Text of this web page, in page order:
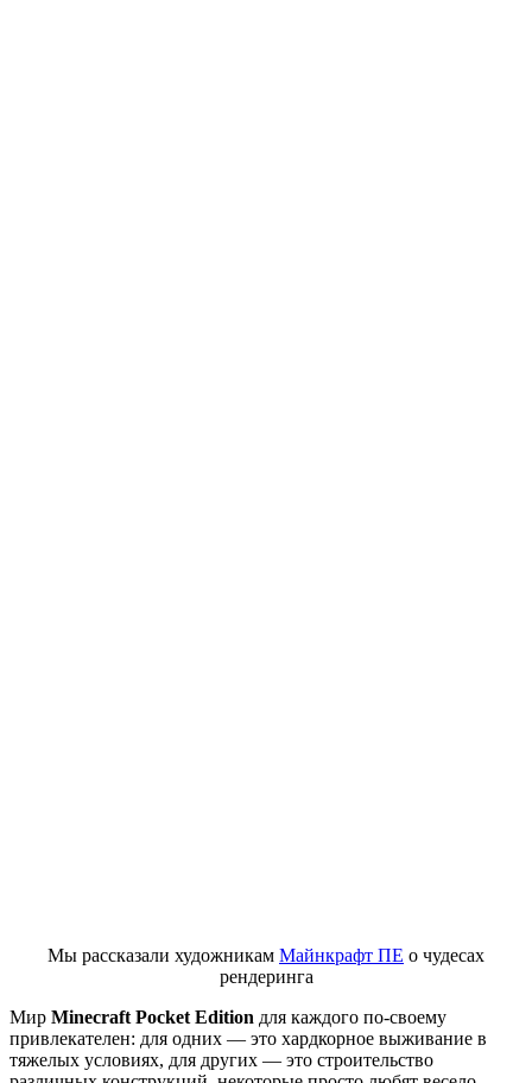
Мы рассказали художникам Майнкрафт ПЕ о чудесах
рендеринга
Мир Minecraft Pocket Edition для каждого по-своему
привлекателен: для одних — это хардкорное выживание в
тяжелых условиях, для других — это строительство